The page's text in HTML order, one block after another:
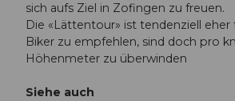
sich aufs Ziel in Zofingen zu freuen.
Die «Lättentour» ist tendenziell
Biker zu empfehlen, sind doch pro
Höhenmeter zu überwinden
Siehe auch